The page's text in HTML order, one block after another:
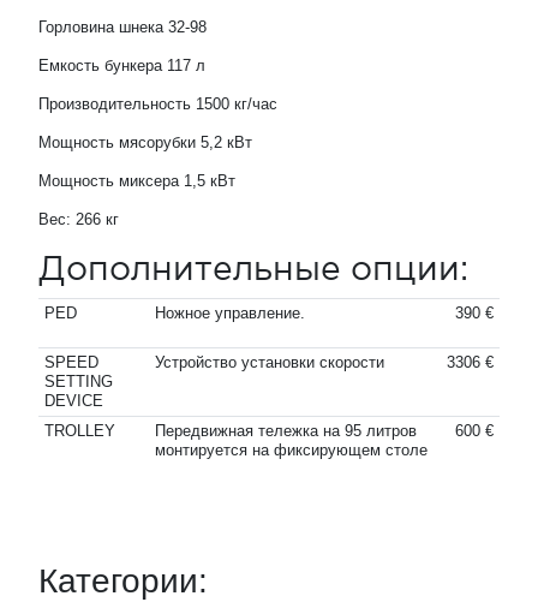
Горловина шнека 32-98
Емкость бункера 117 л
Производительность 1500 кг/час
Мощность мясорубки 5,2 кВт
Мощность миксера 1,5 кВт
Вес: 266 кг
Дополнительные опции:
PED Ножное управление. 390 €
SPEED
SETTING
DEVICE
Устройство установки скорости 3306 €
TROLLEY
Передвижная тележка на 95 литров
монтируется на фиксирующем столе
600 €
Категории: